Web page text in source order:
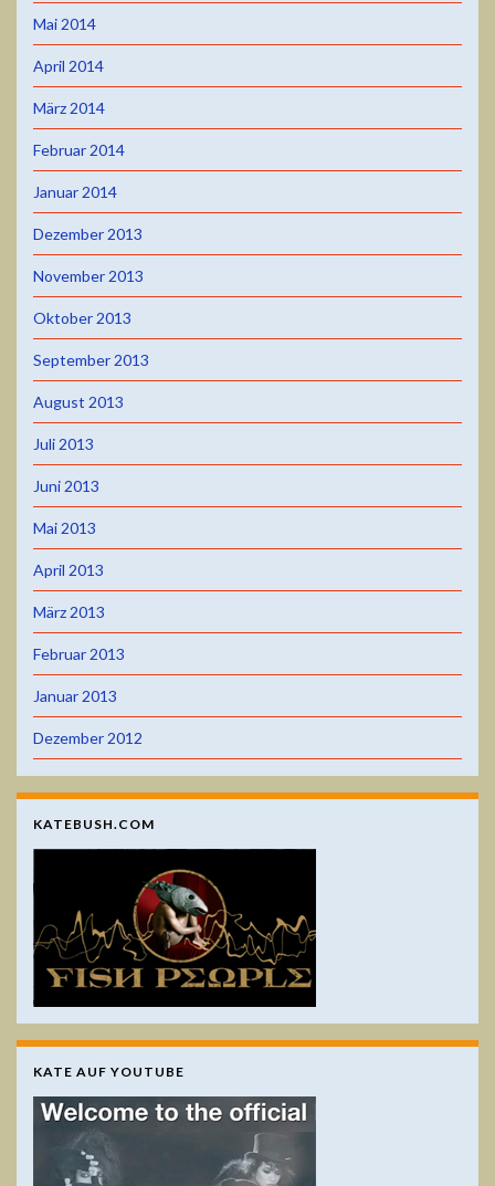
Mai 2014
April 2014
März 2014
Februar 2014
Januar 2014
Dezember 2013
November 2013
Oktober 2013
September 2013
August 2013
Juli 2013
Juni 2013
Mai 2013
April 2013
März 2013
Februar 2013
Januar 2013
Dezember 2012
KATEBUSH.COM
KATE AUF YOUTUBE